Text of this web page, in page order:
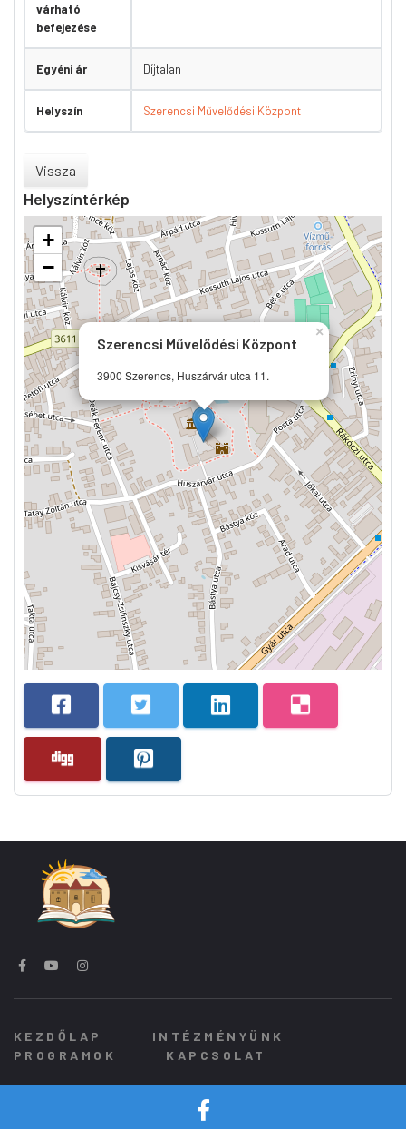
várható
befejezése
Egyéni ár Díjtalan
Helyszín Szerencsi Művelődési Központ
Vissza
Helyszíntérkép
Szerencsi Művelődési Központ
3900 Szerencs, Huszárvár utca 11.
×
+
−
KEZDŐLAP
INTÉZMÉNYÜNK
PROGRAMOK
KAPCSOLAT